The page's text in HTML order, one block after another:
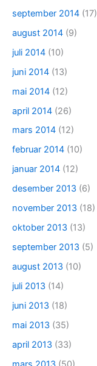
september 2014 (17)
august 2014 (9)
juli 2014 (10)
juni 2014 (13)
mai 2014 (12)
april 2014 (26)
mars 2014 (12)
februar 2014 (10)
januar 2014 (12)
desember 2013 (6)
november 2013 (18)
oktober 2013 (13)
september 2013 (5)
august 2013 (10)
juli 2013 (14)
juni 2013 (18)
mai 2013 (35)
april 2013 (33)